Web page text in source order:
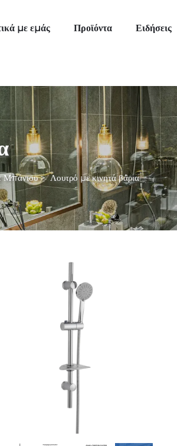
με εμάς Προϊόντα Ειδήσεις
Μπάνιου>Λουτρό με κινητά βάρια